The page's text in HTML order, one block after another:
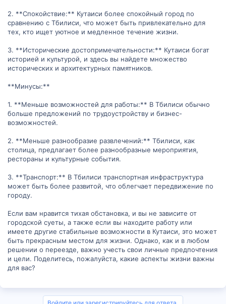
2. **Спокойствие:** Кутаиси более спокойный город по
сравнению с Тбилиси, что может быть привлекательно для
тех, кто ищет уютное и медленное течение жизни.
3. **Исторические достопримечательности:** Кутаиси богат
историей и культурой, и здесь вы найдете множество
исторических и архитектурных памятников.
**Минусы:**
1. **Меньше возможностей для работы:** В Тбилиси обычно
больше предложений по трудоустройству и бизнес-
возможностей.
2. **Меньше разнообразие развлечений:** Тбилиси, как
столица, предлагает более разнообразные мероприятия,
рестораны и культурные события.
3. **Транспорт:** В Тбилиси транспортная инфраструктура
может быть более развитой, что облегчает передвижение по
городу.
Если вам нравится тихая обстановка, и вы не зависите от
городской суеты, а также если вы находите работу или
имеете другие стабильные возможности в Кутаиси, это может
быть прекрасным местом для жизни. Однако, как и в любом
решении о переезде, важно учесть свои личные предпочтения
и цели. Поделитесь, пожалуйста, какие аспекты жизни важны
для вас?